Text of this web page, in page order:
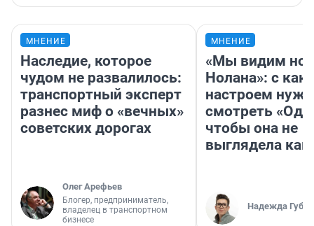
МНЕНИЕ
Наследие, которое
чудом не развалилось:
транспортный эксперт
разнес миф о «вечных»
советских дорогах
Олег Арефьев
Блогер, предприниматель,
владелец в транспортном
бизнесе
МНЕНИЕ
«Мы видим
Нолана»: с
настроем
смотреть
чтобы она не
выглядела как
Надежда